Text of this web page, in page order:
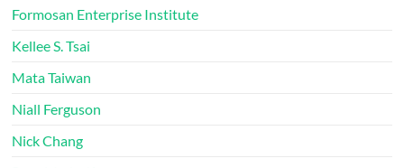
Formosan Enterprise Institute
Kellee S. Tsai
Mata Taiwan
Niall Ferguson
Nick Chang